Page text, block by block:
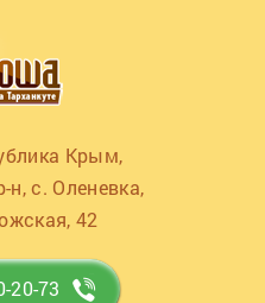
Крым,
н, с. Оленевка,
42
20-73